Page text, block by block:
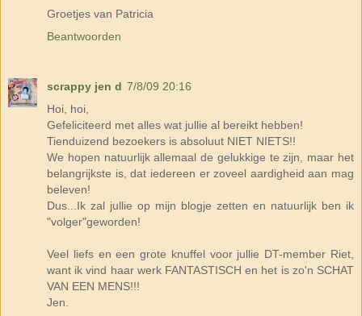
Groetjes van Patricia
Beantwoorden
scrappy jen d 7/8/09 20:16
Hoi, hoi,
Gefeliciteerd met alles wat jullie al bereikt hebben!
Tienduizend bezoekers is absoluut NIET NIETS!!
We hopen natuurlijk allemaal de gelukkige te zijn, maar het
belangrijkste is, dat iedereen er zoveel aardigheid aan mag
beleven!
Dus...Ik zal jullie op mijn blogje zetten en natuurlijk ben ik
"volger"geworden!
Veel liefs en een grote knuffel voor jullie DT-member Riet,
want ik vind haar werk FANTASTISCH en het is zo'n SCHAT
VAN EEN MENS!!!
Jen.